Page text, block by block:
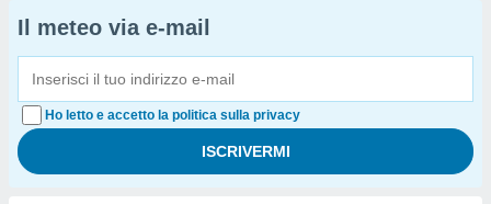
Il meteo via e-mail
Ho letto e accetto la politica sulla privacy